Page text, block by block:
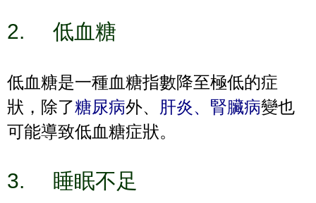
2. 低血糖
低血糖是一種血糖指數降至極低的症
狀，除了糖尿病外、 肝炎、腎臟病變也
可能導致低血糖症狀。
3. 睡眠不足